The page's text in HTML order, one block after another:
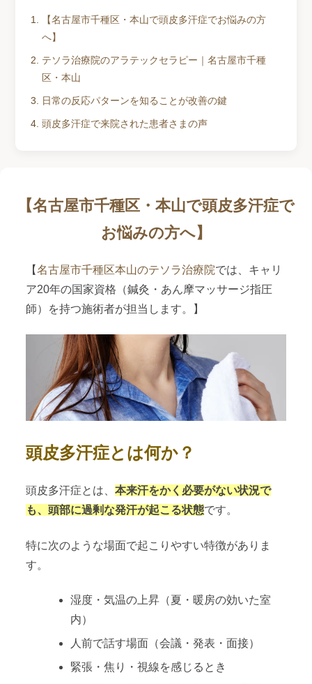
【名古屋市千種区・本山で頭皮多汗症でお悩みの方
へ】
テソラ治療院のアラテックセラピー｜名古屋市千種
区・本山
日常の反応パターンを知ることが改善の鍵
頭皮多汗症で来院された患者さまの声
【名古屋市千種区・本山で頭皮多汗症で
お悩みの方へ】
【名古屋市千種区本山のテソラ治療院では、キャリ
ア20年の国家資格（鍼灸・あん摩マッサージ指圧
師）を持つ施術者が担当します。】
頭皮多汗症とは何か？
頭皮多汗症とは、本来汗をかく必要がない状況で
も、頭部に過剰な発汗が起こる状態です。
特に次のような場面で起こりやすい特徴がありま
す。
湿度・気温の上昇（夏・暖房の効いた室
内）
人前で話す場面（会議・発表・面接）
緊張・焦り・視線を感じるとき